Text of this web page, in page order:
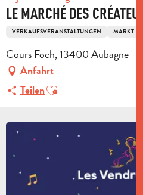
LE MARCHÉ DES
VERKAUFSVERANSTALTUNGEN MARKT
Cours Foch, 13400 Aubagne
Anfahrt
TeilenAjouter aux favoris